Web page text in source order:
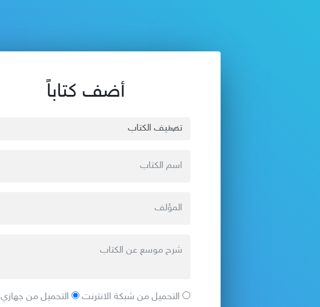
أضف كتاباً
التحميل من شبكة الانترنت التحميل من جهازي